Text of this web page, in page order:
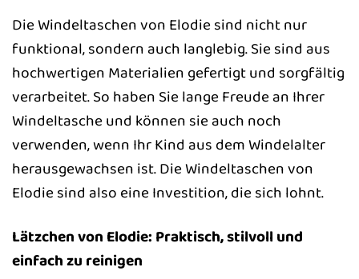
Die Windeltaschen von Elodie sind nicht nur
funktional, sondern auch langlebig. Sie sind aus
hochwertigen Materialien gefertigt und sorgfältig
verarbeitet. So haben Sie lange Freude an Ihrer
Windeltasche und können sie auch noch
verwenden, wenn Ihr Kind aus dem Windelalter
herausgewachsen ist. Die Windeltaschen von
Elodie sind also eine Investition, die sich lohnt.
Lätzchen von Elodie: Praktisch, stilvoll und
einfach zu reinigen